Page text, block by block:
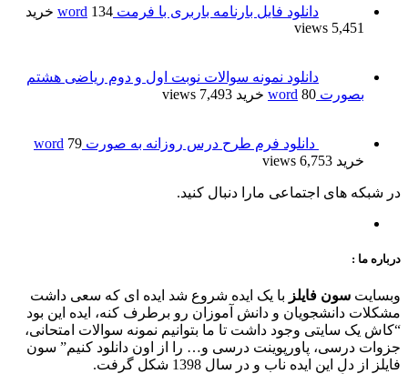
دانلود فایل بارنامه باربری با فرمت word 134 خرید
5,451 views
دانلود نمونه سوالات نوبت اول و دوم ریاضی هشتم
بصورت word 80 خرید 7,493 views
دانلود فرم طرح درس روزانه به صورت word 79
خرید 6,753 views
در شبکه های اجتماعی مارا دنبال کنید.
درباره ما :
وبسایت سون فایلز با یک ایده شروع شد ایده ای که سعی داشت
مشکلات دانشجویان و دانش آموزان رو برطرف کنه، ایده این بود
“کاش یک سایتی وجود داشت تا ما بتوانیم نمونه سوالات امتحانی،
جزوات درسی، پاورپوینت درسی و… را از اون دانلود کنیم” سون
فایلز از دلِ این ایده ناب و در سال 1398 شکل گرفت.